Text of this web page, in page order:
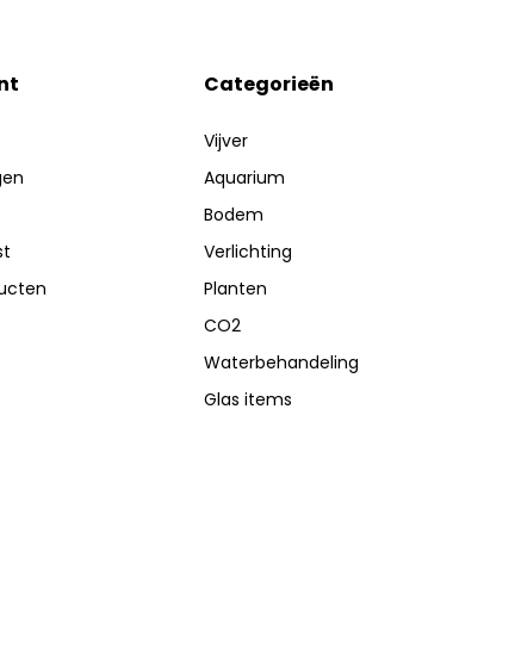
Categorieën
Vijver
Aquarium
Bodem
Verlichting
Planten
CO2
Waterbehandeling
Glas items